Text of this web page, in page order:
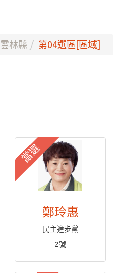
雲林縣 第04選區[區域]
當選
鄭玲惠
民主進步黨
2號